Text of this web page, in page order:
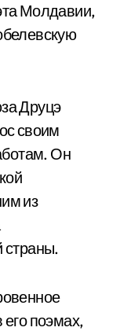
Молдавии,
Друцэ
своим
Он
из
страны.
поэмах,